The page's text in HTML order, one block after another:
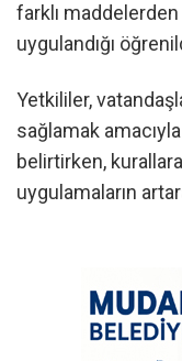
farklı
uygulandığı
Yetkililer,
sağlamak
belirtirken,
uygulamaların